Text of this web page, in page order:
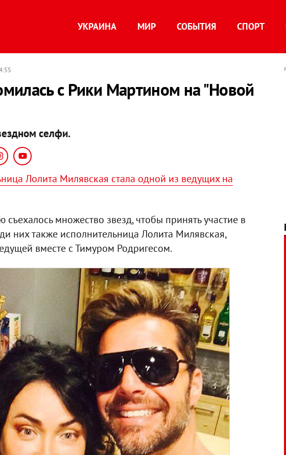
УКРАИНА МИР СОБЫТИЯ СПОРТ
с Рики Мартином на "Новой
селфи.
Лолита Милявская стала одной из ведущих на
множество звезд, чтобы принять участие в
них также исполнительница Лолита Милявская,
вместе с Тимуром Родригесом.